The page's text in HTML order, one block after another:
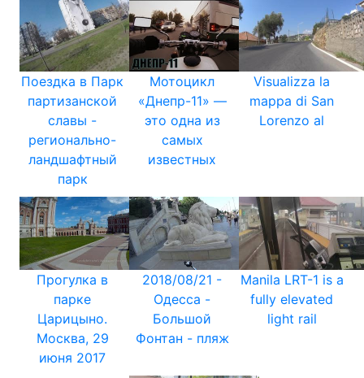
Поездка в Парк
партизанской
славы -
регионально-
ландшафтный
парк
Мотоцикл
«Днепр-11» —
это одна из
самых
известных
Visualizza la
mappa di San
Lorenzo al
Прогулка в
парке
Царицыно.
Москва, 29
июня 2017
2018/08/21 -
Одесса -
Большой
Фонтан - пляж
Manila LRT-1 is a
fully elevated
light rail